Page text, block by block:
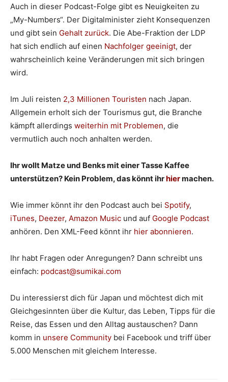
Auch in dieser Podcast-Folge gibt es Neuigkeiten zu
„My-Numbers“. Der Digitalminister zieht Konsequenzen
und gibt sein Gehalt zurück. Die Abe-Fraktion der LDP
hat sich endlich auf einen Nachfolger geeinigt, der
wahrscheinlich keine Veränderungen mit sich bringen
wird.
Im Juli reisten 2,3 Millionen Touristen nach Japan.
Allgemein erholt sich der Tourismus gut, die Branche
kämpft allerdings weiterhin mit Problemen, die
vermutlich auch noch anhalten werden.
Ihr wollt Matze und Benks mit einer Tasse Kaffee
unterstützen? Kein Problem, das könnt ihrhiermachen.
Wie immer könnt ihr den Podcast auch bei Spotify,
iTunes, Deezer, Amazon Music und auf Google Podcast
anhören. Den XML-Feed könnt ihr hier abonnieren.
Ihr habt Fragen oder Anregungen? Dann schreibt uns
einfach: podcast@sumikai.com
Du interessierst dich für Japan und möchtest dich mit
Gleichgesinnten über die Kultur, das Leben, Tipps für die
Reise, das Essen und den Alltag austauschen? Dann
komm in unsere Community bei Facebook und triff über
5.000 Menschen mit gleichem Interesse.